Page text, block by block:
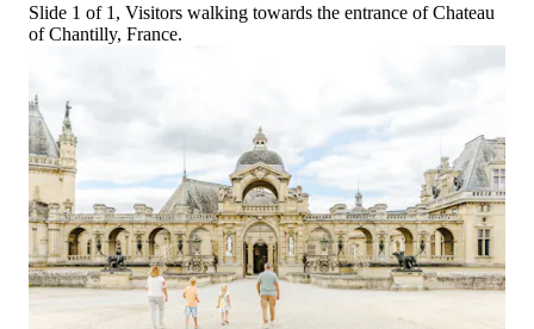
Slide 1 of 1, Visitors walking towards the entrance of Chateau
of Chantilly, France.